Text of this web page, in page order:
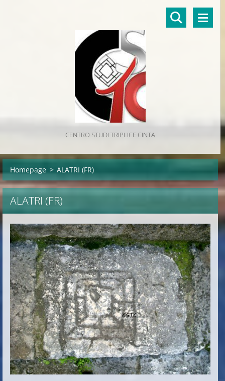
CENTRO STUDI TRIPLICE CINTA
Homepage > ALATRI (FR)
ALATRI (FR)